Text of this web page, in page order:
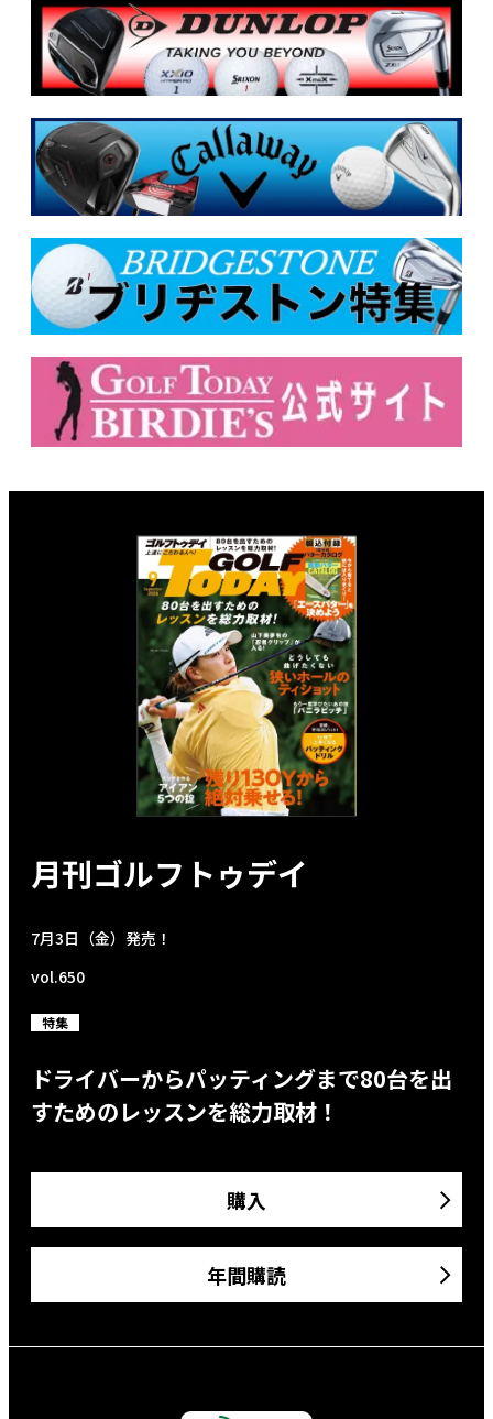
月刊ゴルフトゥデイ
7月3日（金）発売！
vol.650
特集
ドライバーからパッティングまで80台を出
すためのレッスンを総力取材！
購入
年間購読